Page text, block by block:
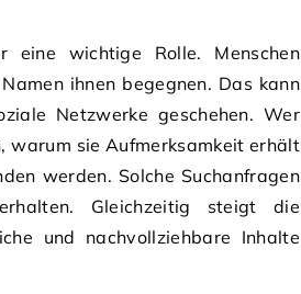
eine wichtige Rolle. Menschen
ihnen begegnen. Das kann
Netzwerke geschehen. Wer
warum sie Aufmerksamkeit erhält
werden. Solche Suchanfragen
Gleichzeitig steigt die
und nachvollziehbare Inhalte